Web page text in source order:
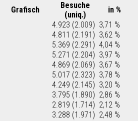
Grafisch
Besuche
(uniq.)
in %
4.923 (2.009) 3,71 %
4.811 (2.191) 3,62 %
5.369 (2.291) 4,04 %
5.271 (2.204) 3,97 %
4.869 (2.069) 3,67 %
5.017 (2.323) 3,78 %
4.249 (2.145) 3,20 %
3.795 (1.890) 2,86 %
2.819 (1.714) 2,12 %
3.288 (1.971) 2,48 %